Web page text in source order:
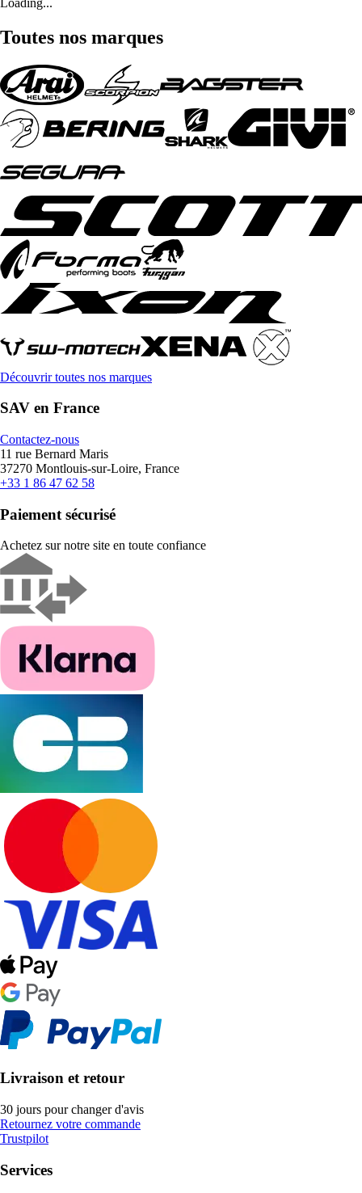
Toutes nos marques
Découvrir toutes nos marques
SAV en France
Contactez-nous
11 rue Bernard Maris
37270 Montlouis-sur-Loire, France
+33 1 86 47 62 58
Paiement sécurisé
Achetez sur notre site en toute confiance
Livraison et retour
30 jours pour changer d'avis
Retournez votre commande
Trustpilot
Services